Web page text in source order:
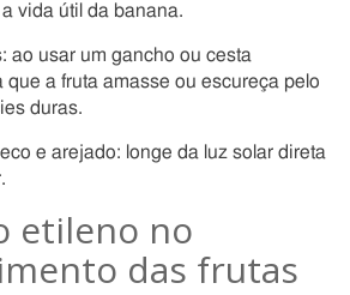
vida útil da banana.
ao usar um gancho ou cesta
a fruta amasse ou escureça pelo
duras.
e arejado: longe da luz solar direta
etileno no
das frutas